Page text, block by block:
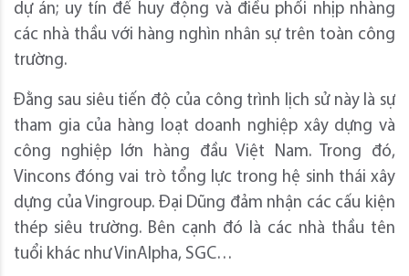
dự án; uy tín để huy động và điều phối nhịp nhàng
các nhà thầu với hàng nghìn nhân sự trên toàn công
trường.
Đằng sau siêu tiến độ của công trình lịch sử này là sự
tham gia của hàng loạt doanh nghiệp xây dựng và
công nghiệp lớn hàng đầu Việt Nam. Trong đó,
Vincons đóng vai trò tổng lực trong hệ sinh thái xây
dựng của Vingroup. Đại Dũng đảm nhận các cấu kiện
thép siêu trường. Bên cạnh đó là các nhà thầu tên
tuổi khác như VinAlpha, SGC…